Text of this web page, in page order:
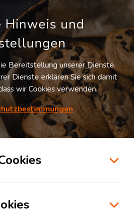
und
Hinweis und
Bereitstellung unserer Dienste.
Dienste erklären Sie sich damit
wir Cookies verwenden.